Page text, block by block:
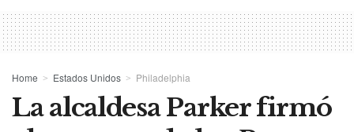
Home Estados Unidos Philadelphia
La alcaldesa Parker firmó